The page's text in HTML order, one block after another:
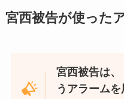
宮西被告が使った
宮西被告は
うアラーム